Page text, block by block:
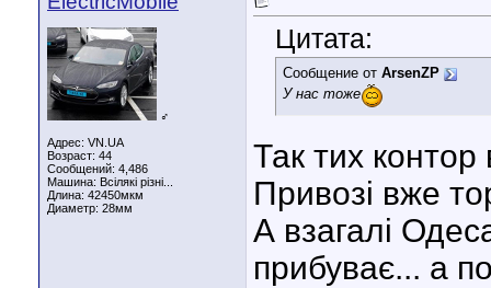
♂
Адрес: VN.UA
Возраст: 44
Сообщений: 4,486
Машина: Всілякі різні...
Длина: 42450мкм
Диаметр: 28мм
Цитата:
Сообщение от ArsenZP
У нас тоже
Так тих
Привозі вже
А взагалі
прибуває... а